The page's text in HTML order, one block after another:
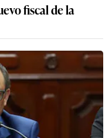
fiscal de la